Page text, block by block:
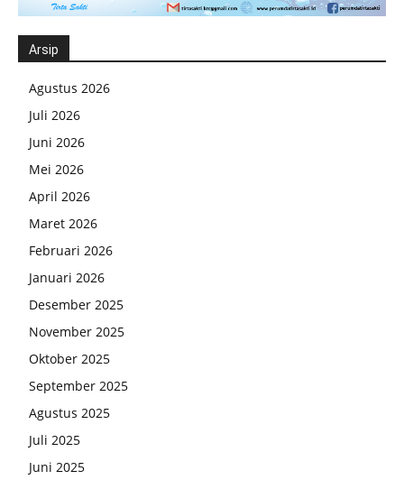
Arsip
Agustus 2026
Juli 2026
Juni 2026
Mei 2026
April 2026
Maret 2026
Februari 2026
Januari 2026
Desember 2025
November 2025
Oktober 2025
September 2025
Agustus 2025
Juli 2025
Juni 2025